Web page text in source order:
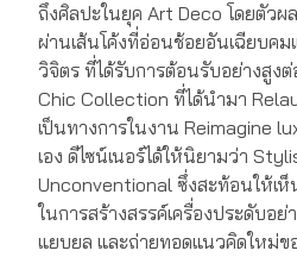
ถึงศิลปะในยุค Art Deco โดยตัว
ผ่านเส้นโค้งที่อ่อนช้อยอันเฉียบคม
วิจิตร ที่ได้รับการต้อนรับอย่างสูง
Chic Collection ที่ได้นำมา
เป็นทางการในงาน Reimagine
เอง ดีไซน์เนอร์ได้ให้นิยามว่า
Unconventional ซึ่งสะท้อนให้เห็
ในการสร้างสรรค์เครื่องประดับอย่
แยบยล และถ่ายทอดแนวคิดใหม่ข